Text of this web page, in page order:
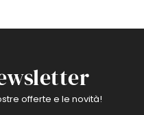
offerte e le novità!